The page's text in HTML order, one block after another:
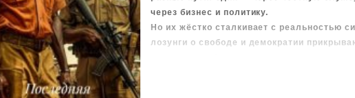
через бизнес и политику.
Но их жёстко сталкивает с реальностью
лозунги о свободе и демократии